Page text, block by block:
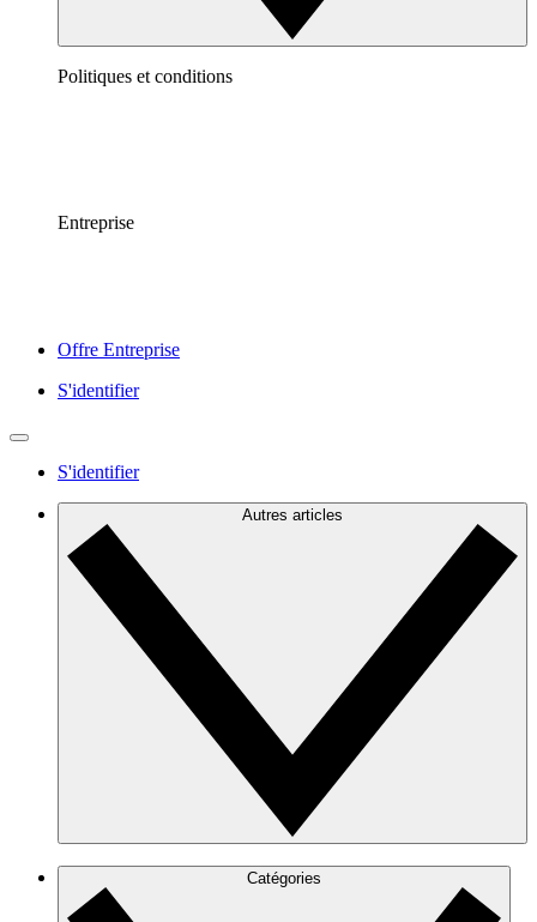
Politiques et conditions
Entreprise
Offre Entreprise
S'identifier
S'identifier
Autres articles
Catégories